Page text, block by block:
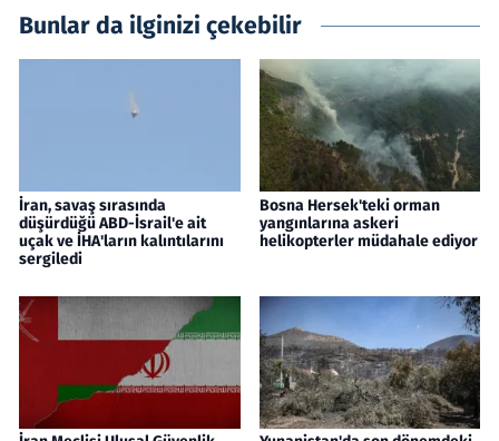
Bunlar da ilginizi çekebilir
İran, savaş sırasında
düşürdüğü ABD-İsrail'e ait
uçak ve İHA'ların kalıntılarını
sergiledi
Bosna Hersek'teki orman
yangınlarına askeri
helikopterler müdahale ediyor